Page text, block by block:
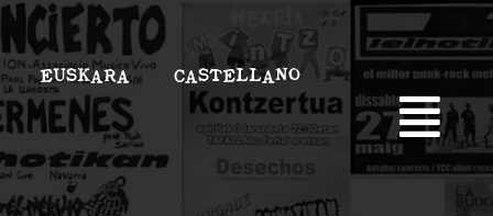
EUSKARA CASTELLANO